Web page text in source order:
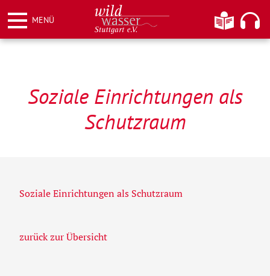
zum
Inhalt
MENÜ
Wildwasser Stuttgart e.V.
Hier
Soziale Einrichtungen als
Schutzraum
Soziale Einrichtungen als Schutzraum
zurück zur Übersicht